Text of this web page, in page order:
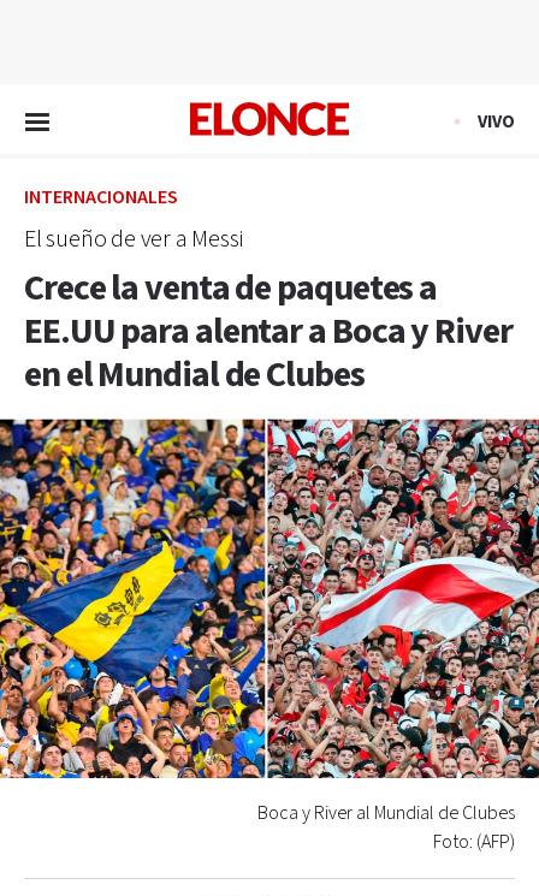
VIVO
INTERNACIONALES
El sueño de ver a Messi
Crece la venta de paquetes a
EE.UU para alentar a Boca y River
en el Mundial de Clubes
Boca y River al Mundial de Clubes
Foto: (AFP)